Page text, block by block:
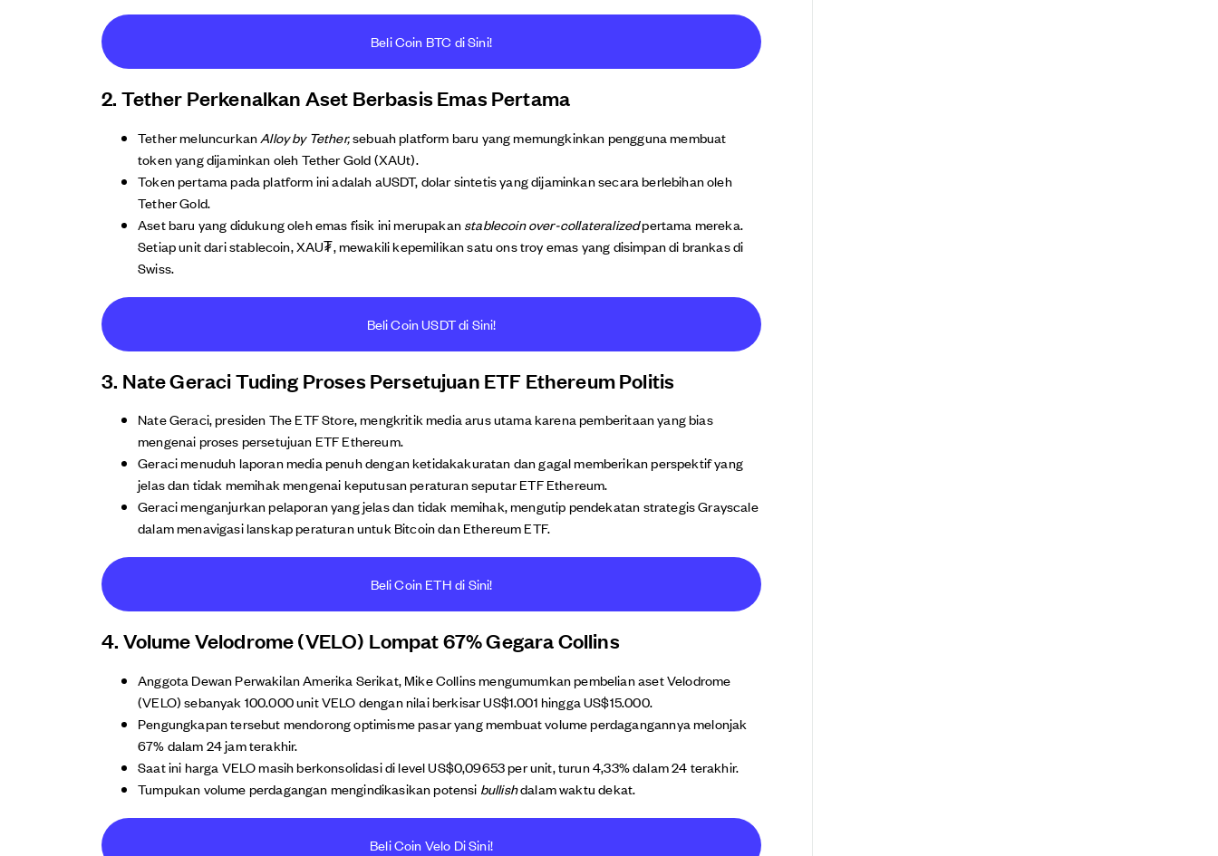
Beli Coin BTC di Sini!
2. Tether Perkenalkan Aset Berbasis Emas Pertama
Tether meluncurkanAlloy by Tether,sebuah platform baru yang memungkinkan pengguna membuat
token yang dijaminkan oleh Tether Gold (XAUt).
Token pertama pada platform ini adalah aUSDT, dolar sintetis yang dijaminkan secara berlebihan oleh
Tether Gold.
Aset baru yang didukung oleh emas fisik ini merupakanstablecoin over-collateralizedpertama mereka.
Setiap unit dari stablecoin, XAU₮, mewakili kepemilikan satu ons troy emas yang disimpan di brankas di
Swiss.
Beli Coin USDT di Sini!
3. Nate Geraci Tuding Proses Persetujuan ETF Ethereum Politis
Nate Geraci, presiden The ETF Store, mengkritik media arus utama karena pemberitaan yang bias
mengenai proses persetujuan ETF Ethereum.
Geraci menuduh laporan media penuh dengan ketidakakuratan dan gagal memberikan perspektif yang
jelas dan tidak memihak mengenai keputusan peraturan seputar ETF Ethereum.
Geraci menganjurkan pelaporan yang jelas dan tidak memihak, mengutip pendekatan strategis Grayscale
dalam menavigasi lanskap peraturan untuk Bitcoin dan Ethereum ETF.
Beli Coin ETH di Sini!
4. Volume Velodrome (VELO) Lompat 67% Gegara Collins
Anggota Dewan Perwakilan Amerika Serikat, Mike Collins mengumumkan pembelian aset Velodrome
(VELO) sebanyak 100.000 unit VELO dengan nilai berkisar US$1.001 hingga US$15.000.
Pengungkapan tersebut mendorong optimisme pasar yang membuat volume perdagangannya melonjak
67% dalam 24 jam terakhir.
Saat ini harga VELO masih berkonsolidasi di level US$0,09653 per unit, turun 4,33% dalam 24 terakhir.
Tumpukan volume perdagangan mengindikasikan potensi bullishdalam waktu dekat.
Beli Coin Velo Di Sini!